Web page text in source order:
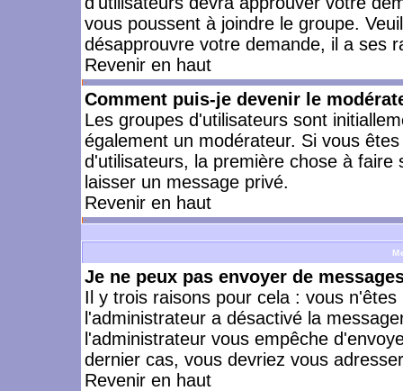
vous poussent à joindre le groupe.
désapprouvre votre demande, il a ses
Revenir en haut
Comment puis-je devenir le
Les groupes d'utilisateurs sont
également un modérateur. Si vous
d'utilisateurs, la première chose à
laisser un message privé.
Revenir en haut
Je ne peux pas envoyer de
Il y trois raisons pour cela : vous
l'administrateur a désactivé la
l'administrateur vous empêche
dernier cas, vous devriez vous
Revenir en haut